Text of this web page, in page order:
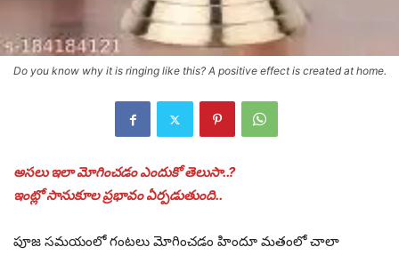
Do you know why it is ringing like this? A positive effect is created at home.
అసలు ఇలా మోగించడం ఎందుకో తెలుసా..?
ఇంట్లో సానుకూల ప్రభావం ఏర్పడుతుంది..
పూజ సమయంలో గంటలు మోగించడం హిందూ మతంలో చాలా